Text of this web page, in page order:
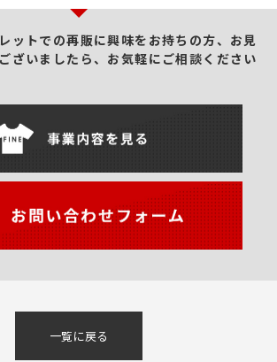
ットでの再販に興味をお持ちの方、 お見
ざいましたら、お気軽にご相談ください
一覧に戻る